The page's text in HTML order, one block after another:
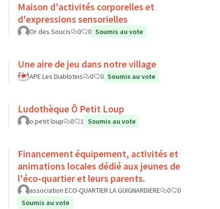
Maison d'activités corporelles et
d'expressions sensorielles
Or des Soucis 0 0 Soumis au vote
Une aire de jeu dans notre village
APE Les Diablotins 0 0 Soumis au vote
Ludothèque Ô Petit Loup
o petit loup 0 1 Soumis au vote
Financement équipement, activités et
animations locales dédié aux jeunes de
l'éco-quartier et leurs parents.
association ECO-QUARTIER LA GUIGNARDIERE 0
0
Soumis au vote